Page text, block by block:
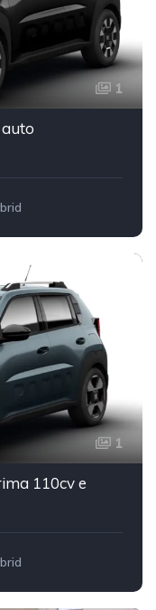
1
1
110cv e